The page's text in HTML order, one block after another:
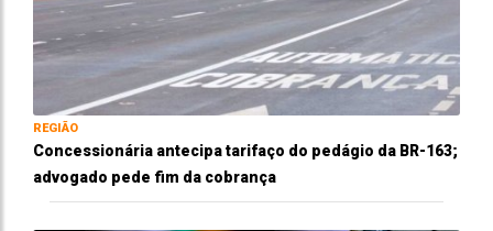
REGIÃO
Concessionária antecipa tarifaço do pedágio da BR-163;
advogado pede fim da cobrança